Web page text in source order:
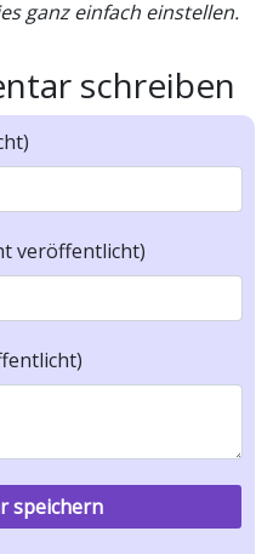
ganz einfach einstellen.
schreiben
veröffentlicht)